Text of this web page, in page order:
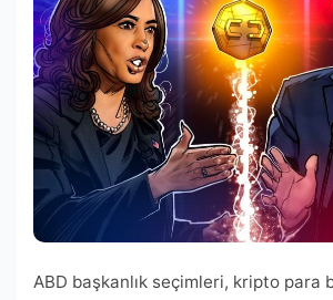
ABD başkanlık seçimleri, kripto para